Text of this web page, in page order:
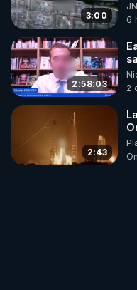
3:00
6
2:58:03
2
2:43